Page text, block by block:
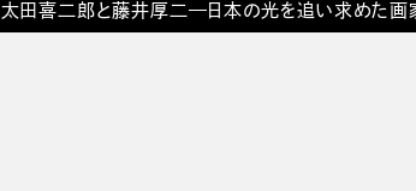
太田喜二郎と藤井厚二—日本の光を追い求めた